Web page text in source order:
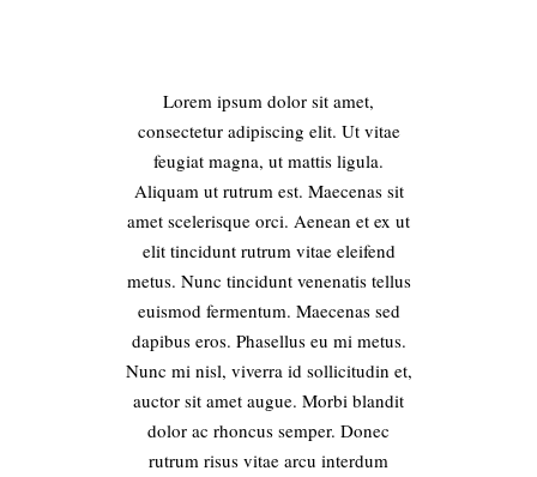
Lorem ipsum dolor sit amet,
consectetur adipiscing elit. Ut vitae
feugiat magna, ut mattis ligula.
Aliquam ut rutrum est. Maecenas sit
amet scelerisque orci. Aenean et ex ut
elit tincidunt rutrum vitae eleifend
metus. Nunc tincidunt venenatis tellus
euismod fermentum. Maecenas sed
dapibus eros. Phasellus eu mi metus.
Nunc mi nisl, viverra id sollicitudin et,
auctor sit amet augue. Morbi blandit
dolor ac rhoncus semper. Donec
rutrum risus vitae arcu interdum